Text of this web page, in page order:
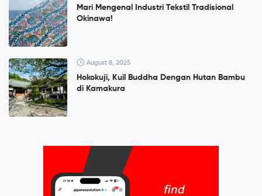
Mari Mengenal Industri Tekstil Tradisional
Okinawa!
August 8, 2025
Hokokuji, Kuil Buddha Dengan Hutan Bambu
di Kamakura